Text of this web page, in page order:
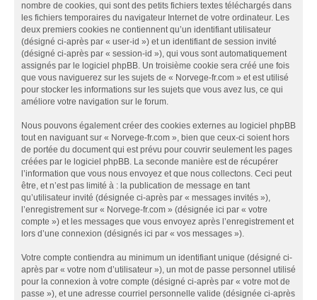
nombre de cookies, qui sont des petits fichiers textes téléchargés dans
les fichiers temporaires du navigateur Internet de votre ordinateur. Les
deux premiers cookies ne contiennent qu’un identifiant utilisateur
(désigné ci-après par « user-id ») et un identifiant de session invité
(désigné ci-après par « session-id »), qui vous sont automatiquement
assignés par le logiciel phpBB. Un troisième cookie sera créé une fois
que vous naviguerez sur les sujets de « Norvege-fr.com » et est utilisé
pour stocker les informations sur les sujets que vous avez lus, ce qui
améliore votre navigation sur le forum.
Nous pouvons également créer des cookies externes au logiciel phpBB
tout en naviguant sur « Norvege-fr.com », bien que ceux-ci soient hors
de portée du document qui est prévu pour couvrir seulement les pages
créées par le logiciel phpBB. La seconde manière est de récupérer
l’information que vous nous envoyez et que nous collectons. Ceci peut
être, et n’est pas limité à : la publication de message en tant
qu’utilisateur invité (désignée ci-après par « messages invités »),
l’enregistrement sur « Norvege-fr.com » (désignée ici par « votre
compte ») et les messages que vous envoyez après l’enregistrement et
lors d’une connexion (désignés ici par « vos messages »).
Votre compte contiendra au minimum un identifiant unique (désigné ci-
après par « votre nom d’utilisateur »), un mot de passe personnel utilisé
pour la connexion à votre compte (désigné ci-après par « votre mot de
passe »), et une adresse courriel personnelle valide (désignée ci-après